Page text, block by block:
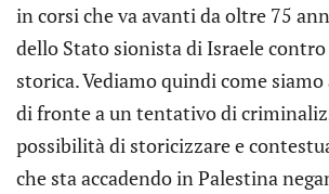
in corsi che va avanti da oltre 75
dello Stato sionista di Israele
storica. Vediamo quindi come
di fronte a un tentativo di
possibilità di storicizzare e
che sta accadendo in Palestina